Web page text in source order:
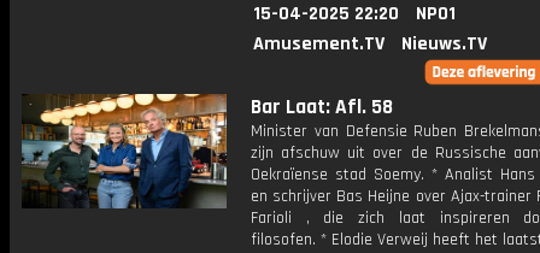
15-04-2025 22:20
NPO1
Amusement.TV
Nieuws.TV
Bar Laat: Afl. 58
Minister van Defensie Ruben
zijn afschuw uit over de Russische
Oekraïense stad Soemy. * Analist
en schrijver Bas Heijne over Ajax-trainer
Farioli , die zich laat inspireren
filosofen. * Elodie Verweij heeft het